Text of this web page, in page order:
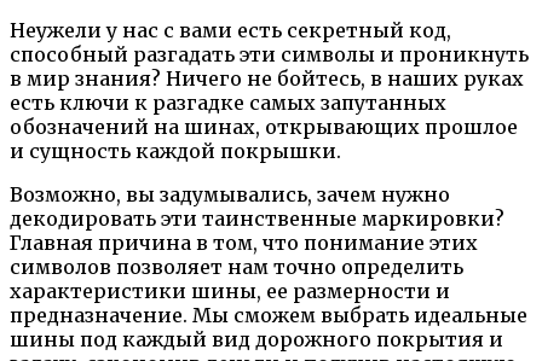
Неужели у нас с вами есть секретный код,
способный разгадать эти символы и проникнуть
в мир знания? Ничего не бойтесь, в наших руках
есть ключи к разгадке самых запутанных
обозначений на шинах, открывающих прошлое
и сущность каждой покрышки.
Возможно, вы задумывались, зачем нужно
декодировать эти таинственные маркировки?
Главная причина в том, что понимание этих
символов позволяет нам точно определить
характеристики шины, ее размерности и
предназначение. Мы сможем выбрать идеальные
шины под каждый вид дорожного покрытия и